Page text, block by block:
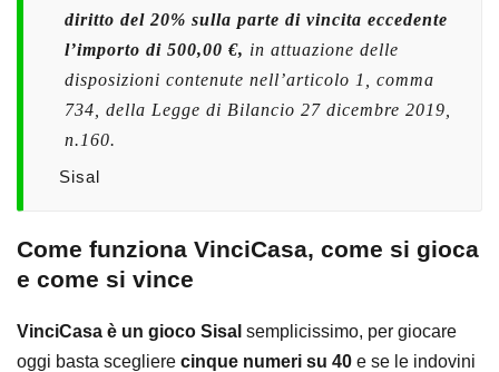
diritto del 20% sulla parte di vincita eccedente
l’importo di 500,00 €, in attuazione delle
disposizioni contenute nell’articolo 1, comma
734, della Legge di Bilancio 27 dicembre 2019,
n.160.
Sisal
Come funziona VinciCasa, come si gioca
e come si vince
VinciCasa è un gioco Sisal semplicissimo, per giocare
oggi basta scegliere cinque numeri su 40 e se le indovini